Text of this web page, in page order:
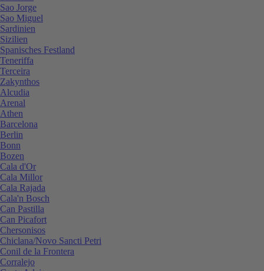
Sao Jorge
Sao Miguel
Sardinien
Sizilien
Spanisches Festland
Teneriffa
Terceira
Zakynthos
Alcudia
Arenal
Athen
Barcelona
Berlin
Bonn
Bozen
Cala d'Or
Cala Millor
Cala Rajada
Cala'n Bosch
Can Pastilla
Can Picafort
Chersonisos
Chiclana/Novo Sancti Petri
Conil de la Frontera
Corralejo